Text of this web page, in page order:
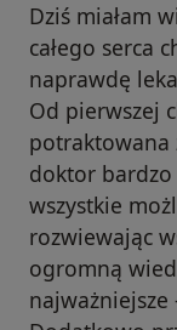
Dziś miałam
całego serca
naprawdę
Od pierwszej
potraktowana
doktor bardzo
wszystkie
rozwiewając
ogromną